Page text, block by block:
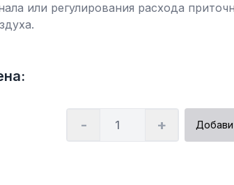
или регулирования расхода
- +